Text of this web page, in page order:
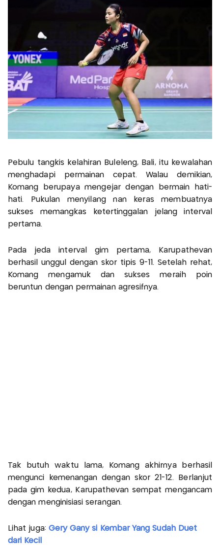
Pebulu tangkis kelahiran Buleleng, Bali, itu kewalahan
menghadapi permainan cepat. Walau demikian,
Komang berupaya mengejar dengan bermain hati-
hati. Pukulan menyilang nan keras membuatnya
sukses memangkas ketertinggalan jelang interval
pertama.
Pada jeda interval gim pertama, Karupathevan
berhasil unggul dengan skor tipis 9-11. Setelah rehat,
Komang mengamuk dan sukses meraih poin
beruntun dengan permainan agresifnya.
Tak butuh waktu lama, Komang akhirnya berhasil
mengunci kemenangan dengan skor 21-12. Berlanjut
pada gim kedua, Karupathevan sempat mengancam
dengan menginisiasi serangan.
Lihat juga: Gery Gany si Kembar Yang Sudah Duet
dari Kecil